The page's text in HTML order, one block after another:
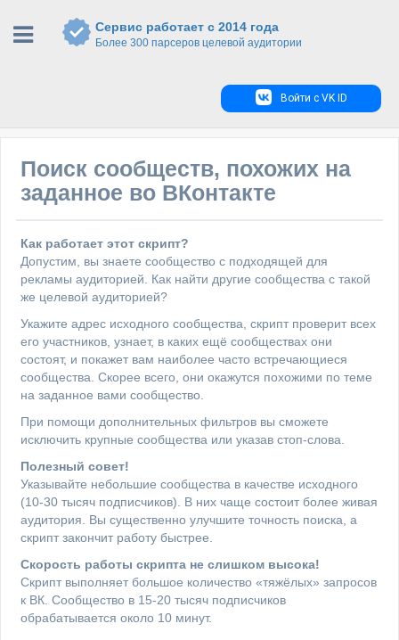
Сервис работает с 2014 года
Более 300 парсеров целевой аудитории
Войти с VK ID
Поиск сообществ, похожих на
заданное во ВКонтакте
Как работает этот скрипт?
Допустим, вы знаете сообщество с подходящей для
рекламы аудиторией. Как найти другие сообщества с такой
же целевой аудиторией?
Укажите адрес исходного сообщества, скрипт проверит всех
его участников, узнает, в каких ещё сообществах они
состоят, и покажет вам наиболее часто встречающиеся
сообщества. Скорее всего, они окажутся похожими по теме
на заданное вами сообщество.
При помощи дополнительных фильтров вы сможете
исключить крупные сообщества или указав стоп-слова.
Полезный совет!
Указывайте небольшие сообщества в качестве исходного
(10-30 тысяч подписчиков). В них чаще состоит более живая
аудитория. Вы существенно улучшите точность поиска, а
скрипт закончит работу быстрее.
Скорость работы скрипта не слишком высока!
Скрипт выполняет большое количество «тяжёлых» запросов
к ВК. Сообщество в 15-20 тысяч подписчиков
обрабатывается около 10 минут.